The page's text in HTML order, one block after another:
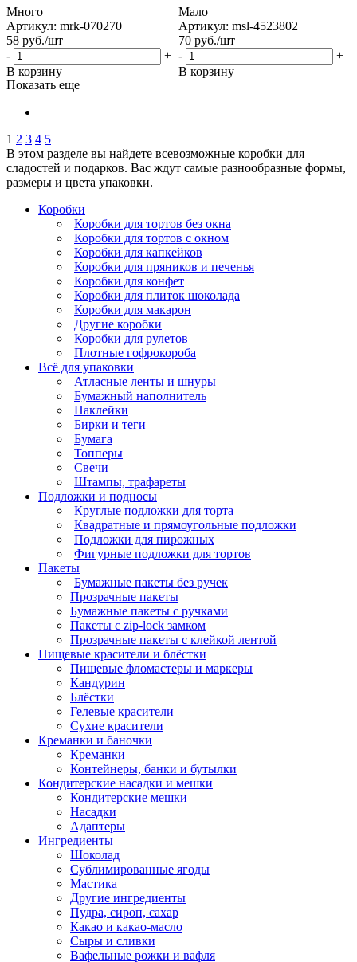
Много
Артикул: mrk-070270
58 руб./шт
-
+
В корзину
Мало
Артикул: msl-4523802
70 руб./шт
-
+
В корзину
Показать еще
1 2 3 4 5
В этом разделе вы найдете всевозможные коробки для
сладостей и подарков. Вас ждут самые разнообразные формы,
размеры и цвета упаковки.
Коробки
Коробки для тортов без окна
Коробки для тортов с окном
Коробки для капкейков
Коробки для пряников и печенья
Коробки для конфет
Коробки для плиток шоколада
Коробки для макарон
Другие коробки
Коробки для рулетов
Плотные гофрокороба
Всё для упаковки
Атласные ленты и шнуры
Бумажный наполнитель
Наклейки
Бирки и теги
Бумага
Топперы
Свечи
Штампы, трафареты
Подложки и подносы
Круглые подложки для торта
Квадратные и прямоугольные подложки
Подложки для пирожных
Фигурные подложки для тортов
Пакеты
Бумажные пакеты без ручек
Прозрачные пакеты
Бумажные пакеты с ручками
Пакеты с zip-lock замком
Прозрачные пакеты с клейкой лентой
Пищевые красители и блёстки
Пищевые фломастеры и маркеры
Кандурин
Блёстки
Гелевые красители
Сухие красители
Креманки и баночки
Креманки
Контейнеры, банки и бутылки
Кондитерские насадки и мешки
Кондитерские мешки
Насадки
Адаптеры
Ингредиенты
Шоколад
Сублимированные ягоды
Мастика
Другие ингредиенты
Пудра, сироп, сахар
Какао и какао-масло
Сыры и сливки
Вафельные рожки и вафля